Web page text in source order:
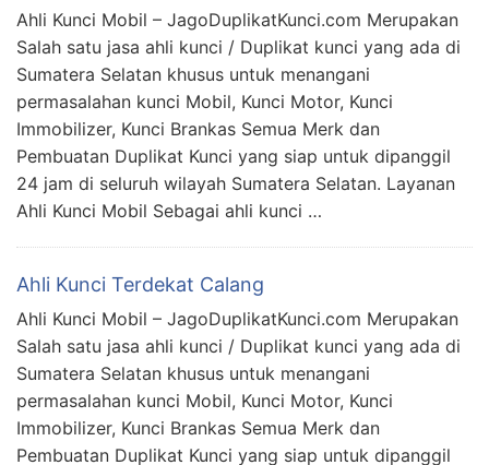
Ahli Kunci Mobil – JagoDuplikatKunci.com Merupakan
Salah satu jasa ahli kunci / Duplikat kunci yang ada di
Sumatera Selatan khusus untuk menangani
permasalahan kunci Mobil, Kunci Motor, Kunci
Immobilizer, Kunci Brankas Semua Merk dan
Pembuatan Duplikat Kunci yang siap untuk dipanggil
24 jam di seluruh wilayah Sumatera Selatan. Layanan
Ahli Kunci Mobil Sebagai ahli kunci …
Ahli Kunci Terdekat Calang
Ahli Kunci Mobil – JagoDuplikatKunci.com Merupakan
Salah satu jasa ahli kunci / Duplikat kunci yang ada di
Sumatera Selatan khusus untuk menangani
permasalahan kunci Mobil, Kunci Motor, Kunci
Immobilizer, Kunci Brankas Semua Merk dan
Pembuatan Duplikat Kunci yang siap untuk dipanggil